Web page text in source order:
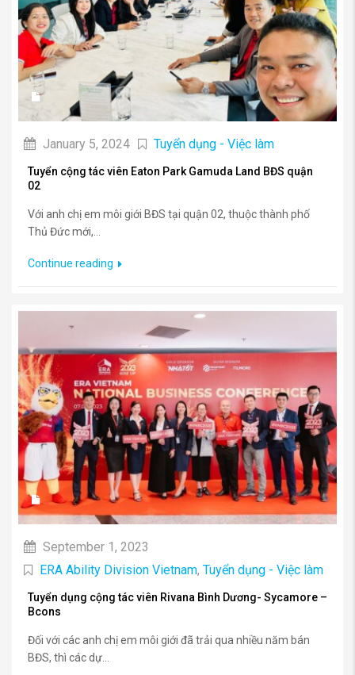
January 5, 2024 Tuyển dụng - Việc làm
Tuyển cộng tác viên Eaton Park Gamuda Land BĐS quận
02
Với anh chị em môi giới BĐS tại quận 02, thuộc thành phố
Thủ Đức mới,...
Continue reading
September 1, 2023
ERA Ability Division Vietnam, Tuyển dụng - Việc làm
Tuyển dụng cộng tác viên Rivana Bình Dương- Sycamore –
Bcons
Đối với các anh chị em môi giới đã trải qua nhiều năm bán
BĐS, thì các dự...